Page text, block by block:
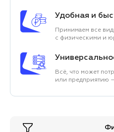
Удобная и
Принимаем все
с физическими и
Всё, что может
или предприятию